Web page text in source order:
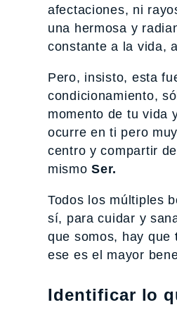
afectaciones, ni
una hermosa y
constante a la vida,
Pero, insisto, esta
condicionamiento,
momento de tu vida
ocurre en ti pero
centro y compartir
mismoSer.
Todos los múltiples
sí, para cuidar y
que somos, hay que
ese es el mayor
Identificar lo